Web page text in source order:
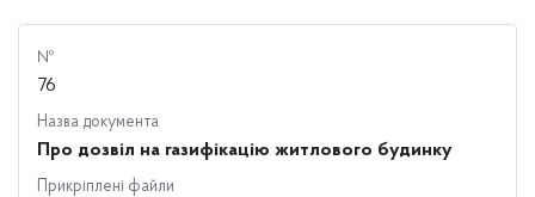
№
76
Назва документа
Про дозвіл на газифікацію житлового будинку
Прикріплені файли